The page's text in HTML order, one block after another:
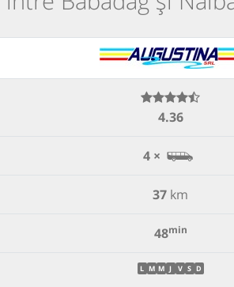
4.36
4 ×
37 km
48min
L M M J V S D